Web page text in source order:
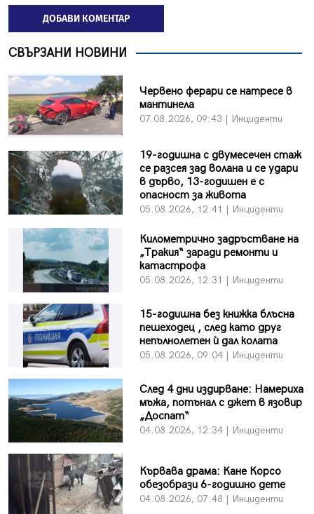
ДОБАВИ КОМЕНТАР
СВЪРЗАНИ НОВИНИ
Червено ферари се натресе в
мантинела
07.08.2026, 09:43 | Инциденти
19-годишна с двумесечен стаж
се разсея зад волана и се удари
в дърво, 13-годишен е с
опасност за живота
05.08.2026, 12:41 | Инциденти
Километрично задръстване на
„Тракия“ заради ремонти и
катастрофа
05.08.2026, 12:31 | Инциденти
15-годишна без книжка блъсна
пешеходец , след като друг
непълнолетен ѝ дал колата
05.08.2026, 09:04 | Инциденти
След 4 дни издирване: Намериха
мъжа, потънал с джет в язовир
„Доспат“
04.08.2026, 12:34 | Инциденти
Кървава драма: Кане Корсо
обезобрази 6-годишно дете
04.08.2026, 07:48 | Инциденти